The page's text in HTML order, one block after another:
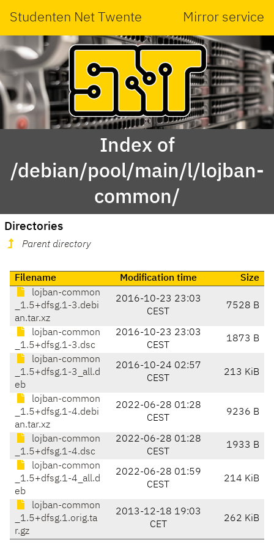
Studenten Net Twente Mirror service
Index of
/debian/pool/main/l/lojban-
common/
Directories
Parent directory
Filename Modification time
Size
lojban-common
_1.5+dfsg.1-3.debi
an.tar.xz
2016-10-23 23:03
CEST
7528 B
lojban-common
_1.5+dfsg.1-3.dsc
2016-10-23 23:03
CEST
1873 B
lojban-common
_1.5+dfsg.1-3_all.d
eb
2016-10-24 02:57
CEST
213 KiB
lojban-common
_1.5+dfsg.1-4.debi
an.tar.xz
2022-06-28 01:28
CEST
9236 B
lojban-common
_1.5+dfsg.1-4.dsc
2022-06-28 01:28
CEST
1933 B
lojban-common
_1.5+dfsg.1-4_all.d
eb
2022-06-28 01:59
CEST
214 KiB
lojban-common
_1.5+dfsg.1.orig.ta
r.gz
2013-12-18 19:03
CET
262 KiB